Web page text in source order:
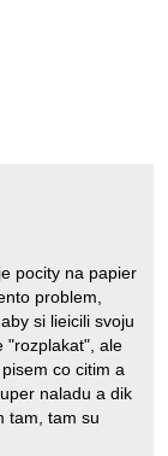
pocity na papier
problem,
si lieicili svoju
"rozplakat", ale
co citim a
naladu a dik
tam, tam su